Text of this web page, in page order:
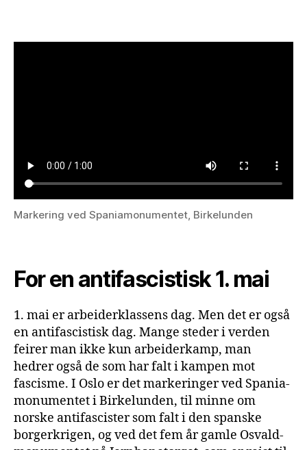
Markering ved Spaniamonumentet, Birkelunden
For en antifascistisk 1. mai
1. mai er arbeiderklassens dag. Men det er også
en antifascistisk dag. Mange steder i verden
feirer man ikke kun arbeiderkamp, man
hedrer også de som har falt i kampen mot
fascisme. I Oslo er det markeringer ved Spania-
monumentet i Birkelunden, til minne om
norske antifascister som falt i den spanske
borgerkrigen, og ved det fem år gamle Osvald-